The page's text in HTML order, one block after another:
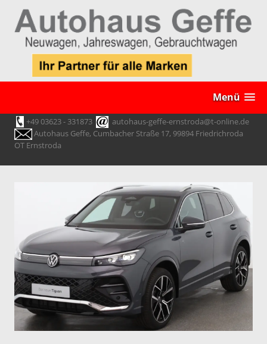
Menü
+49 03623 - 331873
autohaus-geffe-ernstroda@t-online.de
Autohaus Geffe, Cumbacher Straße 17, 99894 Friedrichroda
OT Ernstroda